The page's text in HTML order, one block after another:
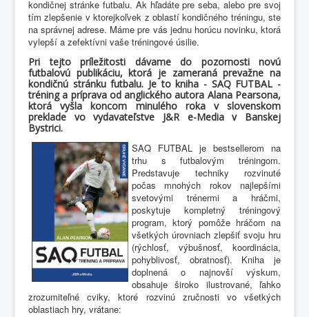
kondičnej stránke futbalu. Ak hľadáte pre seba, alebo pre svoj
tím zlepšenie v ktorejkoľvek z oblastí kondičného tréningu, ste
na správnej adrese. Máme pre vás jednu horúcu novinku, ktorá
vylepší a zefektívni vaše tréningové úsilie.
Pri tejto príležitosti dávame do pozornosti novú
futbalovú publikáciu, ktorá je zameraná prevažne na
kondičnú stránku futbalu. Je to kniha - SAQ FUTBAL -
tréning a príprava od anglického autora Alana Pearsona,
ktorá vyšla koncom minulého roka v slovenskom
preklade vo vydavateľstve J&R e-Media v Banskej
Bystrici.
SAQ FUTBAL je bestsellerom na
trhu s futbalovým tréningom.
Predstavuje techniky rozvinuté
počas mnohých rokov najlepšími
svetovými trénermi a hráčmi,
poskytuje kompletný tréningový
program, ktorý pomôže hráčom na
všetkých úrovniach zlepšiť svoju hru
(rýchlosť, výbušnosť, koordinácia,
pohyblivosť, obratnosť). Kniha je
doplnená o najnovší výskum,
obsahuje široko ilustrované, ľahko
zrozumiteľné cviky, ktoré rozvinú zručnosti vo všetkých
oblastiach hry, vrátane: